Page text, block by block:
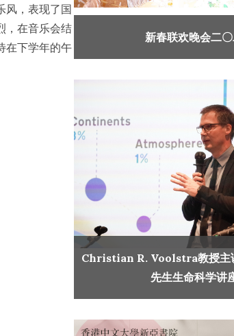
风，表现了国
，在音乐会结
在下学年的午
新春联欢晚会二
Christian R. Voolstra教授主
先生生命科学讲